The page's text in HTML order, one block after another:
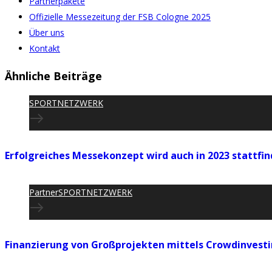
Offizielle Messezeitung der FSB Cologne 2025
Über uns
Kontakt
Ähnliche Beiträge
SPORTNETZWERK
Erfolgreiches Messekonzept wird auch in 2023
PartnerSPORTNETZWERK
Finanzierung von Großprojekten mittels